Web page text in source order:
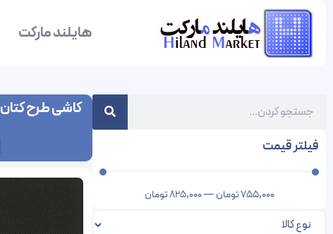
هایلند مارکت
فیلتر قیمت
755,000تومان—
825,000تومان
کاشی طرح کتان